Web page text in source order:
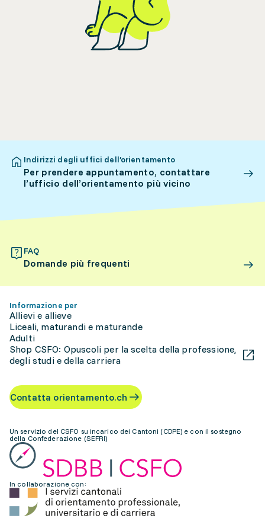
Indirizzi degli uffici dell’orientamento
Per prendere appuntamento, contattare
l’ufficio dell’orientamento più vicino
FAQ
Domande più frequenti
Informazione per
Allievi e allieve
Liceali, maturandi e maturande
Adulti
Shop CSFO: Opuscoli per la scelta della professione,
degli studi e della carriera
Contatta orientamento.ch
Un servizio del CSFO su incarico dei Cantoni (CDPE) e con il sostegno
della Confederazione (SEFRI)
In collaborazione con: